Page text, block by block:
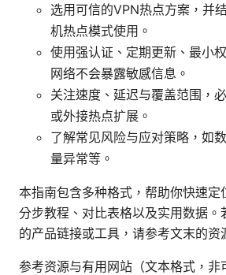
选用可信的VPN热点方案，并
机热点模式使用。
使用强认证、定期更新、最小
网络不会暴露敏感信息。
关注速度、延迟与覆盖范围，
或外接热点扩展。
了解常见风险与应对策略，如
量异常等。
本指南包含多种格式，帮助你快速定
分步教程、对比表格以及实用数据。
的产品链接或工具，请参考文末的资
参考资源与有用网站（文本格式，